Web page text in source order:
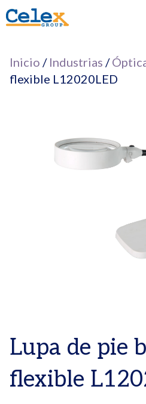
Saltar
al
Inicio / Industrias /
flexible L12020LED
Lupa de pie
flexible